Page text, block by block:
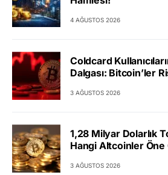
4 AĞUSTOS 2026
Coldcard
Dalgası: Bitcoin’ler
3 AĞUSTOS 2026
1,28 Milyar Dolarlık
Hangi Altcoinler Öne
3 AĞUSTOS 2026